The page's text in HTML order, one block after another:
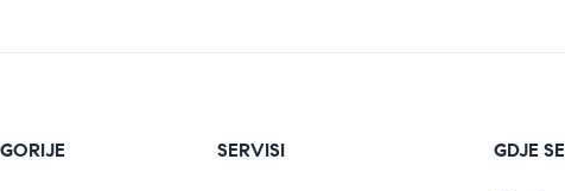
SERVISI GDJE